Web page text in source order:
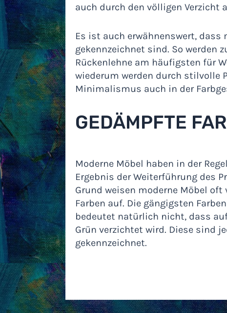
auch durch den völligen Verzicht
Es ist auch erwähnenswert, dass
gekennzeichnet sind. So werden
Rückenlehne am häufigsten für
wiederum werden durch stilvolle
Minimalismus auch in der
GEDÄMPFTE
Moderne Möbel haben in der
Ergebnis der Weiterführung des
Grund weisen moderne Möbel
Farben auf. Die gängigsten
bedeutet natürlich nicht, dass
Grün verzichtet wird. Diese sind
gekennzeichnet.